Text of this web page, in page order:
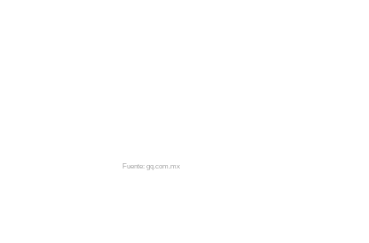
Fuente: gq.com.mx